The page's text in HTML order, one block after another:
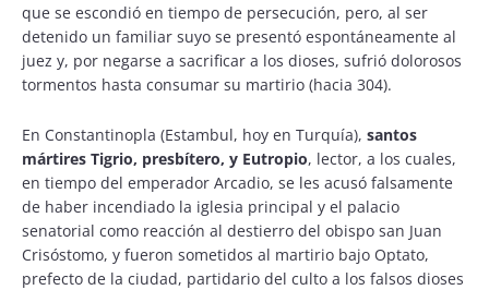
que se escondió en tiempo de persecución, pero, al ser
detenido un familiar suyo se presentó espontáneamente al
juez y, por negarse a sacrificar a los dioses, sufrió dolorosos
tormentos hasta consumar su martirio (hacia 304).
En Constantinopla (Estambul, hoy en Turquía), santos
mártires Tigrio, presbítero, y Eutropio, lector, a los cuales,
en tiempo del emperador Arcadio, se les acusó falsamente
de haber incendiado la iglesia principal y el palacio
senatorial como reacción al destierro del obispo san Juan
Crisóstomo, y fueron sometidos al martirio bajo Optato,
prefecto de la ciudad, partidario del culto a los falsos dioses